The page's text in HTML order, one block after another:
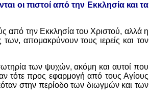
οι πιστοί από την Εκκλησία και τα
από την Εκκλησία του Χριστού, αλλά η
των, απομακρύνουν τους ιερείς και τον
των ψυχών, ακόμη και αυτοί που
τότε προς εφαρμογή από τους Αγίους
στην περίοδο των διωγμών και των